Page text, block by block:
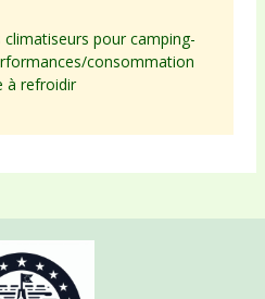
pour camping-
consommation
à refroidir